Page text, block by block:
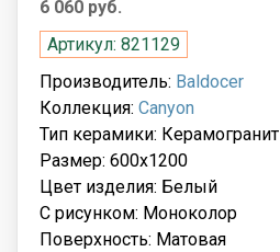
6 060 руб.
Артикул: 821129
Производитель: Baldocer
Коллекция: Canyon
Тип керамики: Керамогранит
Размер: 600x1200
Цвет изделия: Белый
С рисунком: Моноколор
Поверхность: Матовая